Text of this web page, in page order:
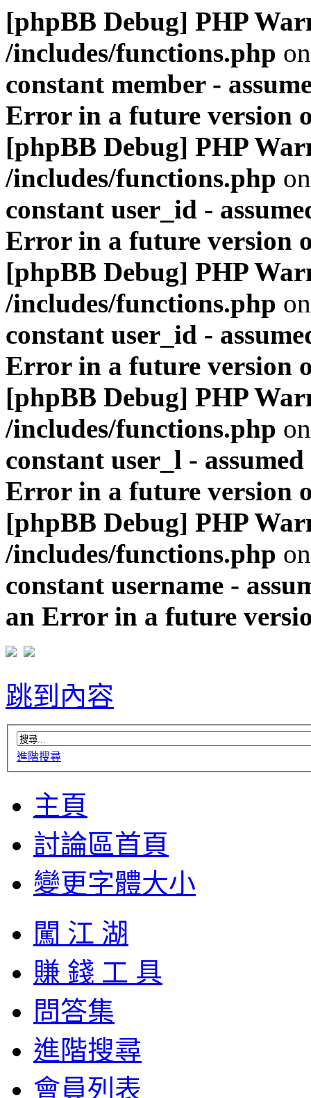
[phpBB Debug] PHP
/includes/functions.php
constant member -
Error in a future version
[phpBB Debug] PHP
/includes/functions.php
constant user_id -
Error in a future version
[phpBB Debug] PHP
/includes/functions.php
constant user_id -
Error in a future version
[phpBB Debug] PHP
/includes/functions.php
constant user_l -
Error in a future version
[phpBB Debug] PHP
/includes/functions.php
constant username -
an Error in a future
跳到內容
進階搜尋
主頁
討論區首頁
變更字體大小
闖 江 湖
賺 錢 工 具
問答集
進階搜尋
會員列表